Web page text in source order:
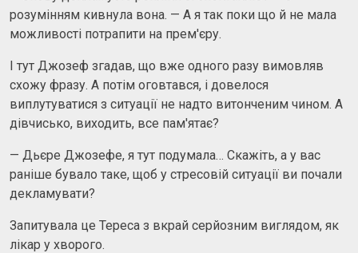
розумінням кивнула вона. — А я так поки що й не мала
можливості потрапити на прем'єру.
І тут Джозеф згадав, що вже одного разу вимовляв
схожу фразу. А потім оговтався, і довелося
виплутуватися з ситуації не надто витонченим чином. А
дівчисько, виходить, все пам'ятає?
— Дьєре Джозефе, я тут подумала… Скажіть, а у вас
раніше бувало таке, щоб у стресовій ситуації ви почали
декламувати?
Запитувала це Тереса з вкрай серйозним виглядом, як
лікар у хворого.